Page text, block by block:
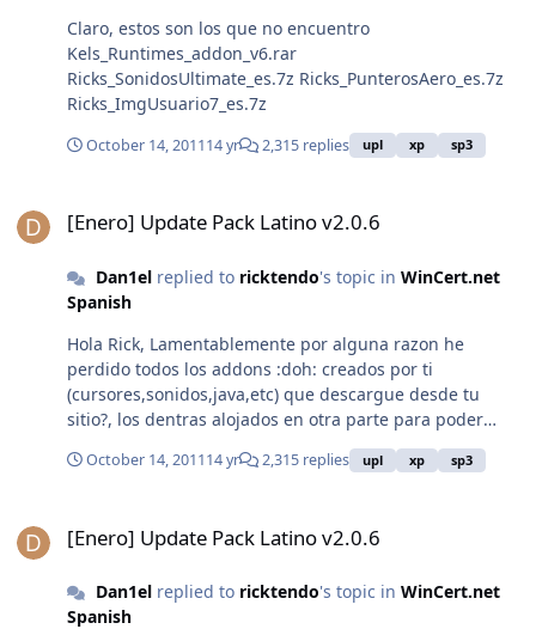
Claro, estos son los que no encuentro
Kels_Runtimes_addon_v6.rar
Ricks_SonidosUltimate_es.7z Ricks_PunterosAero_es.7z
Ricks_ImgUsuario7_es.7z
October 14, 201114 yr 2,315 replies upl xp sp3
[Enero] Update Pack Latino v2.0.6
Dan1elreplied to ricktendo's topic in WinCert.net
Spanish
Hola Rick, Lamentablemente por alguna razon he
perdido todos los addons :doh: creados por ti
(cursores,sonidos,java,etc) que descargue desde tu
sitio?, los dentras alojados en otra parte para poder
October 14, 201114 yr 2,315 replies upl xp sp3
[Enero] Update Pack Latino v2.0.6
Dan1elreplied to ricktendo's topic in WinCert.net
Spanish